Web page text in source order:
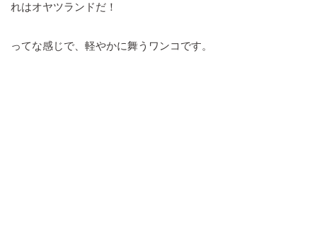
れはオヤツランドだ！
ってな感じで、軽やかに舞うワンコです。